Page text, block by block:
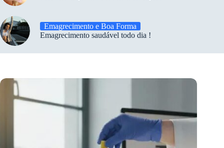
Emagrecimento e Boa Forma
Emagrecimento saudável todo dia !